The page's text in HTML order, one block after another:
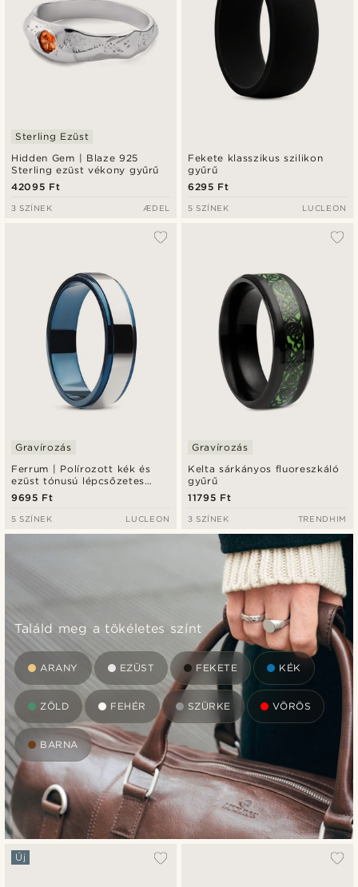
Hidden Gem | Blaze 925
Sterling ezüst vékony gyűrű
Sterling Ezüst
42095 Ft
3 SZÍNEK ÆDEL
Fekete klasszikus szilikon
gyűrű
6295 Ft
5 SZÍNEK LUCLEON
Ferrum | Polírozott kék és
ezüst tónusú lépcsőzetes
rozsdamentes acélgyűrű - 6
mm
Gravírozás
9695 Ft
5 SZÍNEK LUCLEON
Kelta sárkányos fluoreszkáló
gyűrű
Gravírozás
11795 Ft
3 SZÍNEK TRENDHIM
Új
Találd meg a tökéletes színt
ARANY EZÜST FEKETE KÉK
ZÖLD FEHÉR SZÜRKE VÖRÖS
BARNA